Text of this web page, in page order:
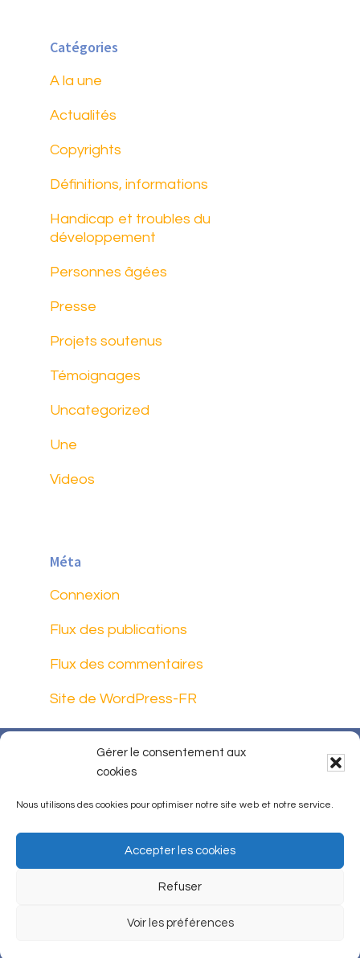
Gérer le consentement aux
cookies
Nous utilisons des cookies pour optimiser notre site web et notre service.
Accepter les cookies
Refuser
Voir les préférences
Catégories
A la une
Actualités
Copyrights
Définitions, informations
Handicap et troubles du
développement
Personnes âgées
Presse
Projets soutenus
Témoignages
Uncategorized
Une
Videos
Méta
Connexion
Flux des publications
Flux des commentaires
Site de WordPress-FR
Qui sommes-nous ?
FAQ Presse Nous soutenir
Politique de cookies (UE)